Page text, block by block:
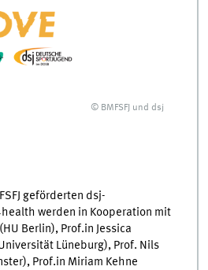
© BMFSFJ und dsj
geförderten dsj-
werden in Kooperation mit
Berlin), Prof.in Jessica
Lüneburg), Prof. Nils
Prof.in Miriam Kehne